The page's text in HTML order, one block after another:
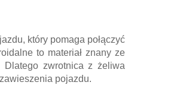
który pomaga połączyć
to materiał znany ze
Dlatego zwrotnica z żeliwa
pojazdu.